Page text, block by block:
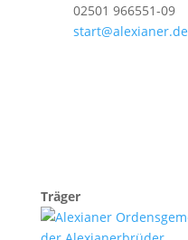
02501 966551-09
start@alexianer.de
Träger